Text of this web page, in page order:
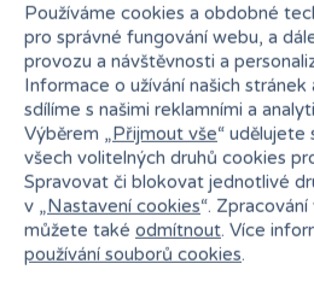
Nejširší sortiment na
trhu
Používáme cookies a obdobné
pro správné fungování webu, a
provozu a návštěvnosti a
Informace o užívání našich
sdílíme s našimi reklamními a
Výběrem „Přijmout vše“ udělujete
všech volitelných druhů cookies
Spravovat či blokovat jednotlivé
v „Nastavení cookies“.
můžete také odmítnout. Více
používání souborů cookies.